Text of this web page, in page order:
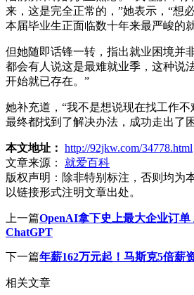
来，这是完全正常的，”她表示，“
本届毕业生正面临数十年来最严峻的
但她随即话锋一转，指出就业困境并
都会有人说这是最难就业季，这种说
开始就已存在。”
她补充道，“我不是想说现在找工作不
最终都找到了解决办法，成功走出了
本文地址： http://92jkw.com/34778.html
文章来源：
就爱百科
版权声明： 除非特别标注，否则均为
以链接形式注明文章出处。
上一篇OpenAI拿下史上最大企业订单
ChatGPT
下一篇年薪162万元起！马斯克5倍薪
相关文章